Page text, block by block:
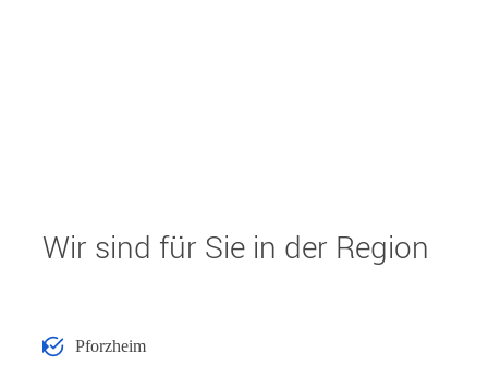
Wir sind für Sie in der Region
Pforzheim